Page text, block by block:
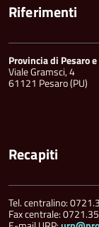
Riferimenti
Provincia di Pesaro
Viale Gramsci, 4
61121 Pesaro (PU)
Recapiti
Tel. centralino:
Fax centrale: